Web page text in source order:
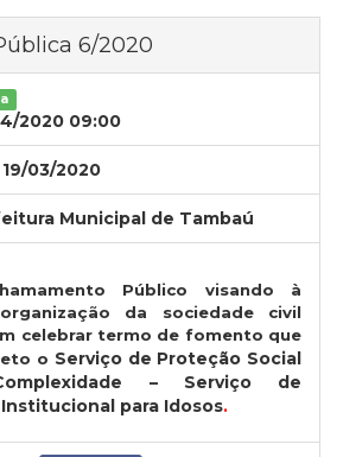
6/2020
2020 09:00
19/03/2020
Municipal de Tambaú
Público visando à
da sociedade civil
celebrar termo de fomento que
o Serviço de Proteção Social
– Serviço de
para Idosos.